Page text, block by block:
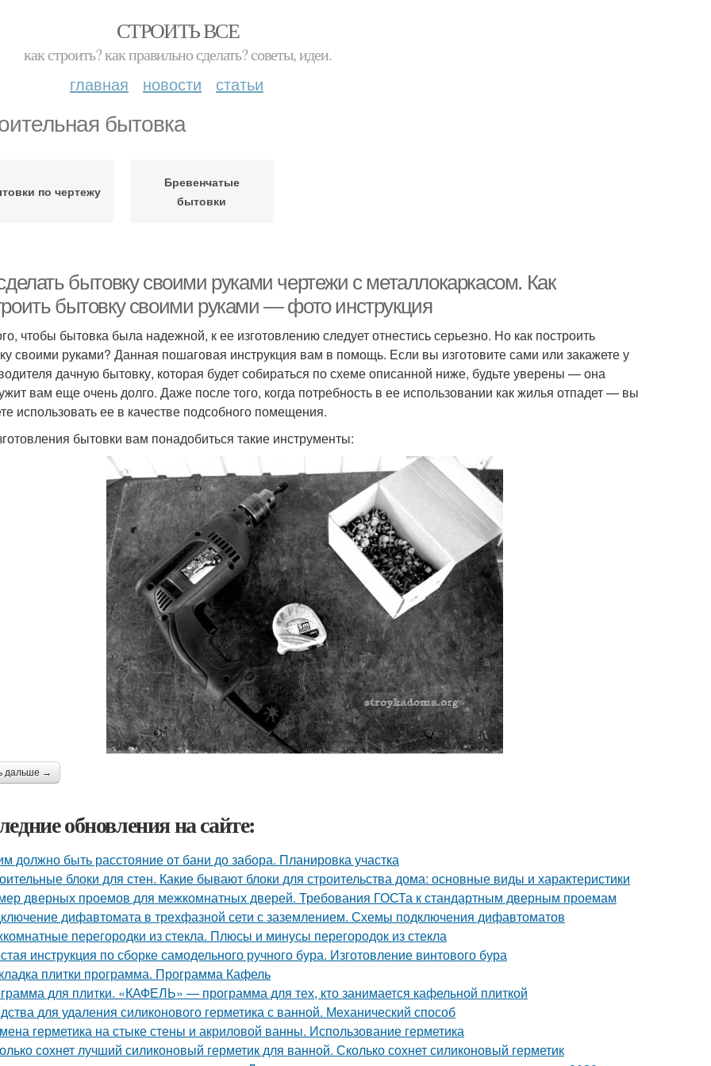
СТРОИТЬ ВСЕ
как строить? как правильно сделать? советы, идеи.
главная новости статьи
бытовка
по чертежу
Бревенчатые
бытовки
бытовку своими руками чертежи с металлокаркасом. Как
бытовку своими руками — фото инструкция
чтобы бытовка была надежной, к ее изготовлению следует отнестись серьезно. Но как построить
своими руками? Данная пошаговая инструкция вам в помощь. Если вы изготовите сами или закажете у
дачную бытовку, которая будет собираться по схеме описанной ниже, будьте уверены — она
вам еще очень долго. Даже после того, когда потребность в ее использовании как жилья отпадет — вы
использовать ее в качестве подсобного помещения.
бытовки вам понадобиться такие инструменты:
дальше →
обновления на сайте:
должно быть расстояние от бани до забора. Планировка участка
блоки для стен. Какие бывают блоки для строительства дома: основные виды и характеристики
дверных проемов для межкомнатных дверей. Требования ГОСТа к стандартным дверным проемам
дифавтомата в трехфазной сети с заземлением. Схемы подключения дифавтоматов
перегородки из стекла. Плюсы и минусы перегородок из стекла
инструкция по сборке самодельного ручного бура. Изготовление винтового бура
плитки программа. Программа Кафель
для плитки. «КАФЕЛЬ» — программа для тех, кто занимается кафельной плиткой
для удаления силиконового герметика с ванной. Механический способ
герметика на стыке стены и акриловой ванны. Использование герметика
сохнет лучший силиконовый герметик для ванной. Сколько сохнет силиконовый герметик